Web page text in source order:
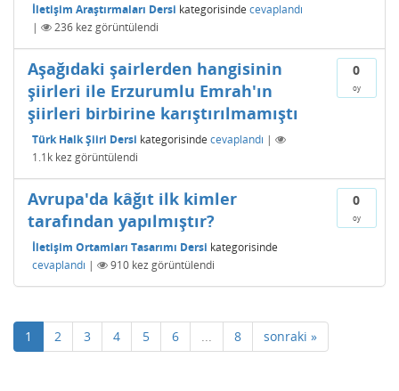
İletişim Araştırmaları Dersi kategorisinde cevaplandı
|
236 kez görüntülendi
0
oy
Aşağıdaki şairlerden hangisinin
şiirleri ile Erzurumlu Emrah'ın
şiirleri birbirine karıştırılmamıştı
Türk Halk Şiiri Dersi kategorisinde cevaplandı |
1.1k kez görüntülendi
0
oy
Avrupa'da kâğıt ilk kimler
tarafından yapılmıştır?
İletişim Ortamları Tasarımı Dersi kategorisinde
cevaplandı | 910 kez görüntülendi
1 2 3 4 5 6 ... 8 sonraki »